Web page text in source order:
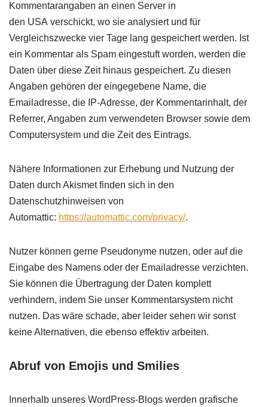
Kommentarangaben an einen Server in
den USA verschickt, wo sie analysiert und für
Vergleichszwecke vier Tage lang gespeichert werden. Ist
ein Kommentar als Spam eingestuft worden, werden die
Daten über diese Zeit hinaus gespeichert. Zu diesen
Angaben gehören der eingegebene Name, die
Emailadresse, die IP-Adresse, der Kommentarinhalt, der
Referrer, Angaben zum verwendeten Browser sowie dem
Computersystem und die Zeit des Eintrags.
Nähere Informationen zur Erhebung und Nutzung der
Daten durch Akismet finden sich in den
Datenschutzhinweisen von
Automattic: https://automattic.com/privacy/.
Nutzer können gerne Pseudonyme nutzen, oder auf die
Eingabe des Namens oder der Emailadresse verzichten.
Sie können die Übertragung der Daten komplett
verhindern, indem Sie unser Kommentarsystem nicht
nutzen. Das wäre schade, aber leider sehen wir sonst
keine Alternativen, die ebenso effektiv arbeiten.
Abruf von Emojis und Smilies
Innerhalb unseres WordPress-Blogs werden grafische